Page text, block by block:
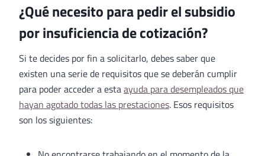
¿Qué necesito para pedir el subsidio
por insuficiencia de cotización?
Si te decides por fin a solicitarlo, debes saber que
existen una serie de requisitos que se deberán cumplir
para poder acceder a estaayuda para desempleados que
hayan agotado todas las prestaciones. Esos requisitos
son los siguientes: